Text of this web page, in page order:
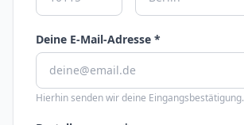
Deine E-Mail-Adresse *
Hierhin senden wir deine Eingangsbestätigung.